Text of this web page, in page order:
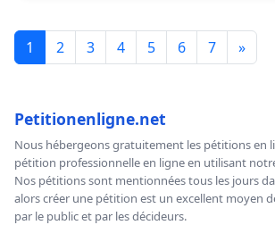
1 2 3 4 5 6 7 »
Petitionenligne.net
Nous hébergeons gratuitement les pétitions en
pétition professionnelle en ligne en utilisant
Nos pétitions sont mentionnées tous les jours
alors créer une pétition est un excellent moyen
par le public et par les décideurs.